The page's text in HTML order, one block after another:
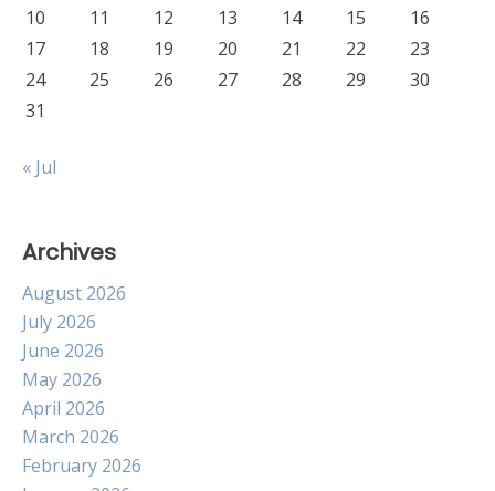
10
11 12 13 14 15
16
17
18 19 20 21 22
23
24
25 26 27 28 29
30
31
« Jul
Archives
August 2026
July 2026
June 2026
May 2026
April 2026
March 2026
February 2026